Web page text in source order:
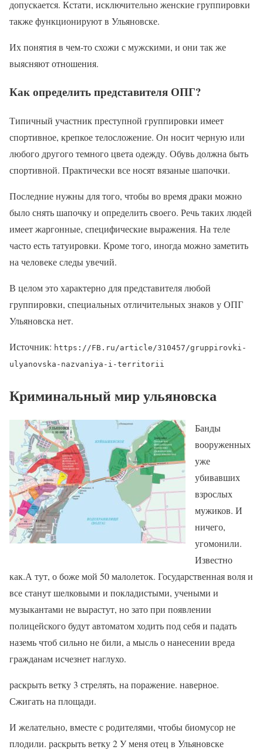
допускается. Кстати, исключительно женские группировки
также функционируют в Ульяновске.
Их понятия в чем-то схожи с мужскими, и они так же
выясняют отношения.
Как определить представителя ОПГ?
Типичный участник преступной группировки имеет
спортивное, крепкое телосложение. Он носит черную или
любого другого темного цвета одежду. Обувь должна быть
спортивной. Практически все носят вязаные шапочки.
Последние нужны для того, чтобы во время драки можно
было снять шапочку и определить своего. Речь таких людей
имеет жаргонные, специфические выражения. На теле
часто есть татуировки. Кроме того, иногда можно заметить
на человеке следы увечий.
В целом это характерно для представителя любой
группировки, специальных отличительных знаков у ОПГ
Ульяновска нет.
Источник: https://FB.ru/article/310457/gruppirovki-
ulyanovska-nazvaniya-i-territorii
Криминальный мир ульяновска
Банды
вооруженных
уже
убивавших
взрослых
мужиков. И
ничего,
угомонили.
Известно
как.А тут, о боже мой 50 малолеток. Государственная воля и
все станут шелковыми и покладистыми, учеными и
музыкантами не вырастут, но зато при появлении
полицейского будут автоматом ходить под себя и падать
наземь чтоб сильно не били, а мысль о нанесении вреда
гражданам исчезнет наглухо.
раскрыть ветку 3 стрелять, на поражение. наверное.
Сжигать на площади.
И желательно, вместе с родителями, чтобы биомусор не
плодили. раскрыть ветку 2 У меня отец в Ульяновске